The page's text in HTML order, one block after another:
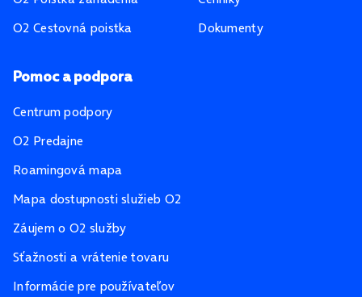
O2 Cestovná poistka
Dokumenty
Pomoc a podpora
Centrum podpory
O2 Predajne
Roamingová mapa
Mapa dostupnosti služieb O2
Záujem o O2 služby
Sťažnosti a vrátenie tovaru
Informácie pre používateľov